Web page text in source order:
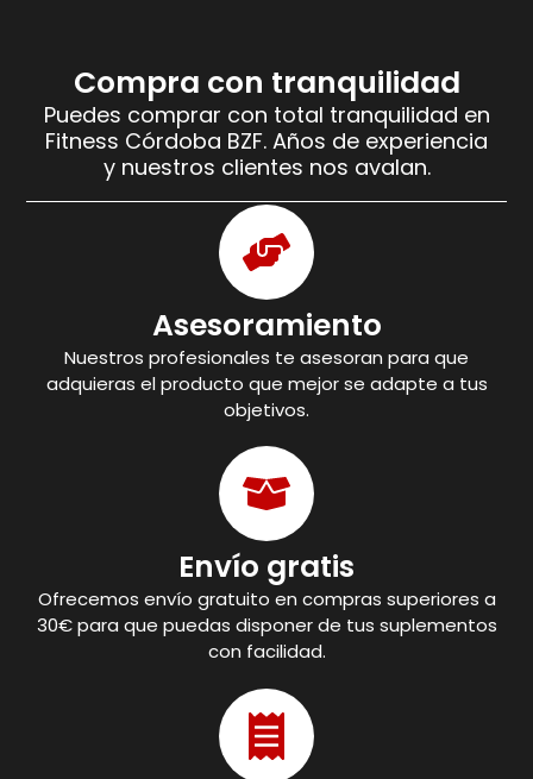
Compra con tranquilidad
Puedes comprar con total tranquilidad en
Fitness Córdoba BZF. Años de experiencia
y nuestros clientes nos avalan.
Asesoramiento
Nuestros profesionales te asesoran para que
adquieras el producto que mejor se adapte a tus
objetivos.
Envío gratis
Ofrecemos envío gratuito en compras superiores a
30€ para que puedas disponer de tus suplementos
con facilidad.